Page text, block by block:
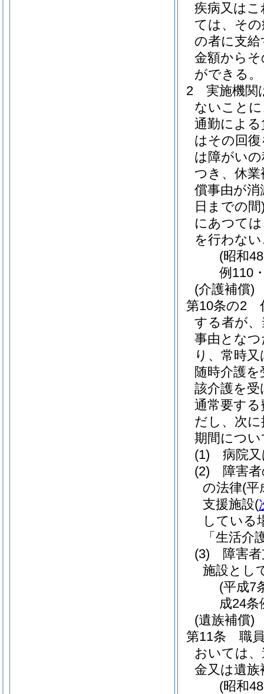
疾病又は
ては、そ
の者に支
金額から
ができる。
2
実施機関
ないこと
通勤によ
はその回
は障がい
つき、休
償事由が
日までの間
にあつて
を行わな
(昭和
例110
(介護補償)
第10条の2
する者が
事由とな
り、常時
随時介護
該介護を
通常要す
だし、次
期間につ
(1)
病院
(2)
障害
の法律(平
支援施設(
している
「生活介
(3)
障害
施設とし
(平成7
成24条
(遺族補償)
第11条
職
おいては
金又は遺
(昭和